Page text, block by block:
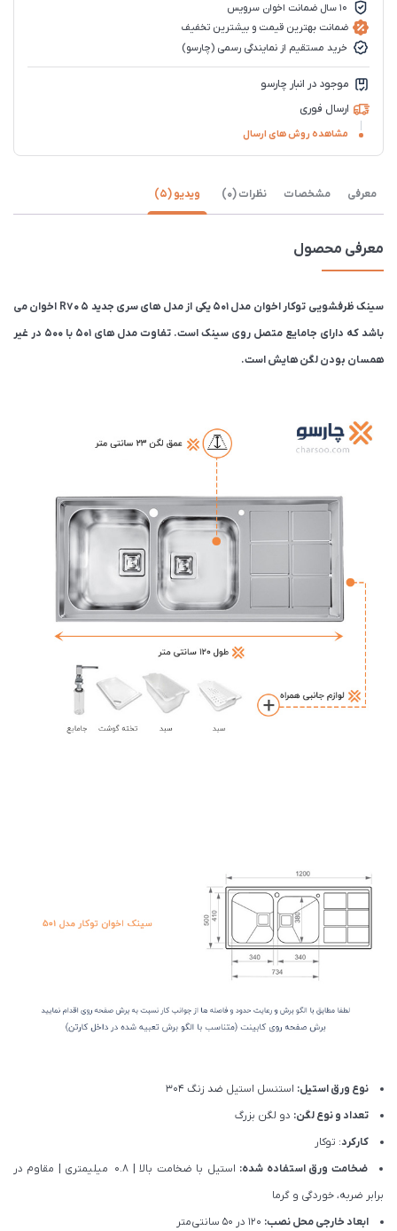
10 سال ضمانت اخوان سرویس
ضمانت بهترین قیمت و بیشترین تخفیف
خرید مستقیم از نمایندگی رسمی (چارسو)
موجود در انبار چارسو
ارسال فوری
مشاهده روش های ارسال
معرفی مشخصات نظرات (0) ویدیو (5)
معرفی محصول
سینک ظرفشویی توکار اخوان مدل 501 یکی از مدل های سری جدید 5 R70 اخوان می
باشد که دارای جامایع متصل روی سینک است. تفاوت مدل های 501 با 500 در غیر
همسان بودن لگن هایش است.
نوع ورق استیل: استنسل استیل ضد زنگ 304
تعداد و نوع لگن: دو لگن بزرگ
کارکرد: توکار
ضخامت ورق استفاده شده:
استیل با ضخامت بالا | 0.8 میلیمتری | مقاوم در
برابر ضربه، خوردگی و گرما
ابعاد خارجی محل نصب: